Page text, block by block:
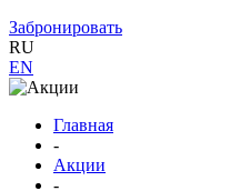
Забронировать
RU
EN
Главная
-
Акции
-